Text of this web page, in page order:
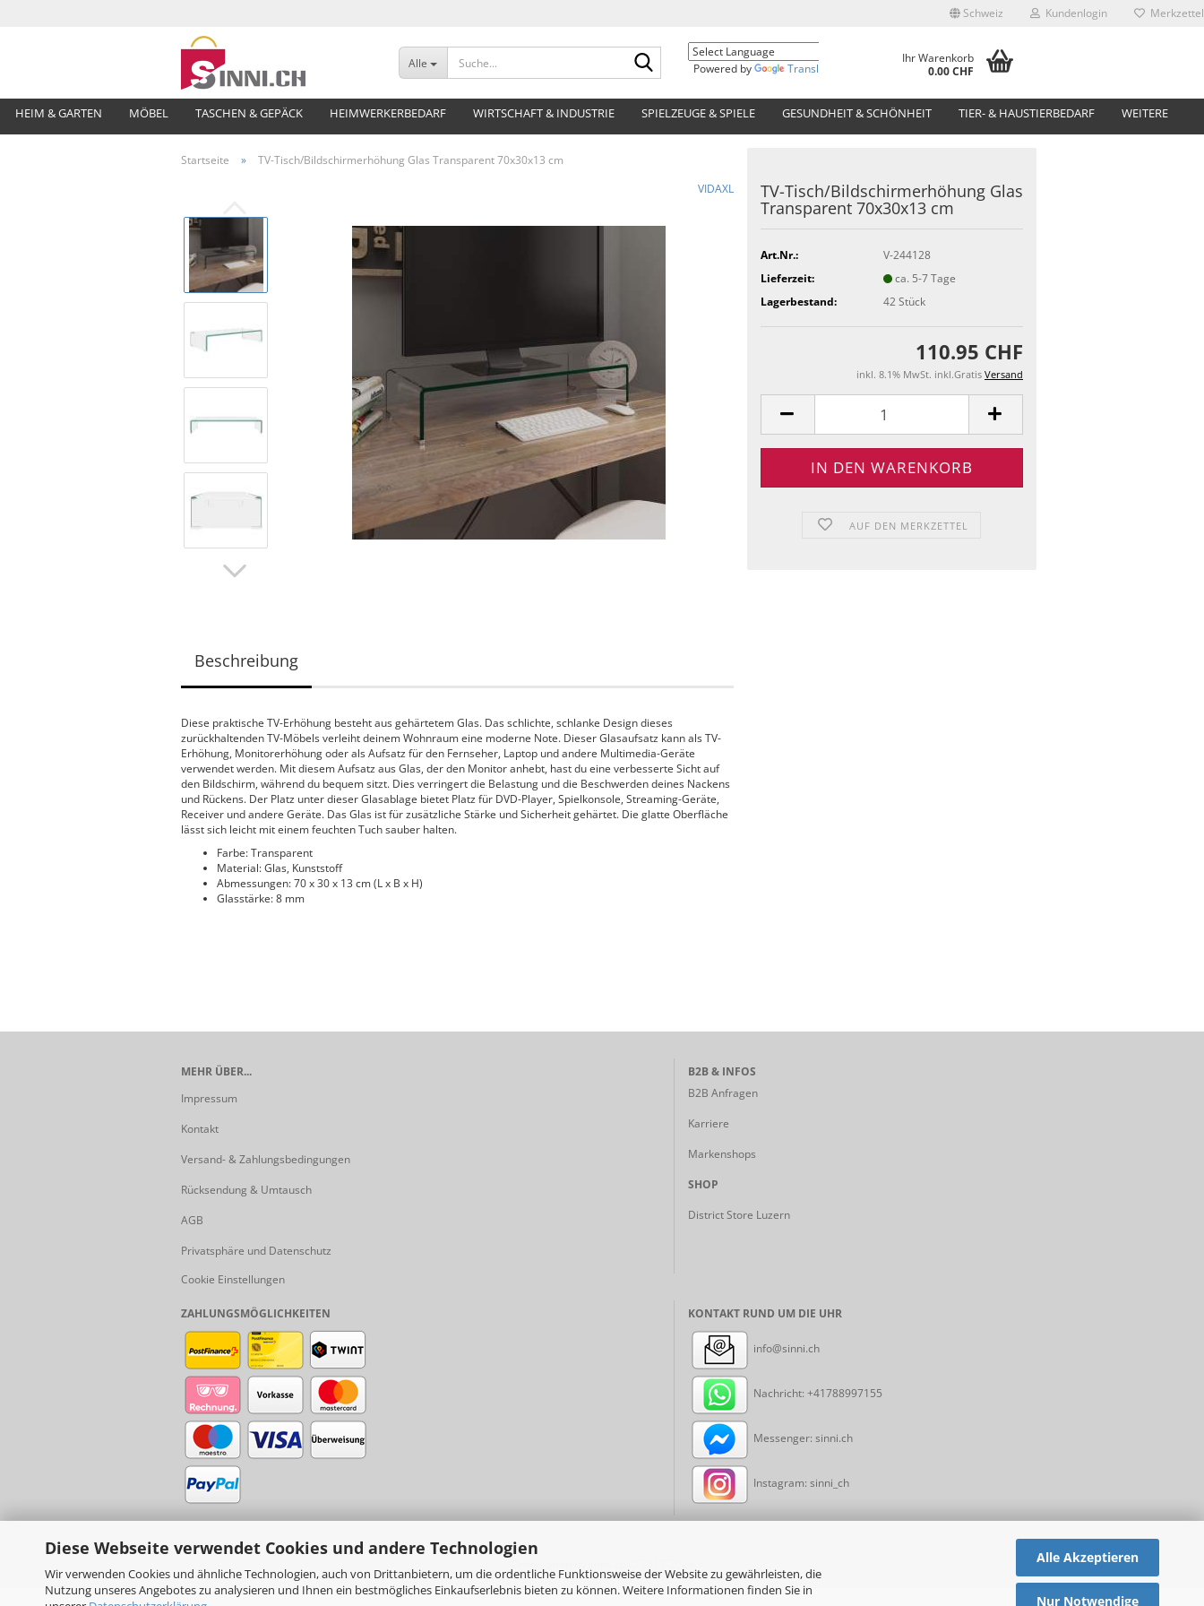
Diese Webseite verwendet Cookies und andere Technologien
Wir verwenden Cookies und ähnliche Technologien, auch von Drittanbietern, um die ordentliche Funktionsweise der Website zu gewährleisten, die
Nutzung unseres Angebotes zu analysieren und Ihnen ein bestmögliches Einkaufserlebnis bieten zu können. Weitere Informationen finden Sie in
Alle Akzeptieren
Nur Notwendige
Schweiz Kundenlogin Merkzettel
Alle
Suche...
Powered by
Translate
Ihr Warenkorb
0.00 CHF
HEIM & GARTEN MÖBEL TASCHEN & GEPÄCK HEIMWERKERBEDARF WIRTSCHAFT & INDUSTRIE SPIELZEUGE & SPIELE GESUNDHEIT & SCHÖNHEIT TIER- & HAUSTIERBEDARF WEITERE
Startseite »
TV-Tisch/Bildschirmerhöhung Glas Transparent 70x30x13 cm
VIDAXL
TV-Tisch/Bildschirmerhöhung Glas
Transparent 70x30x13 cm
Art.Nr.:
V-244128
Lieferzeit:
ca. 5-7 Tage
Lagerbestand:
42Stück
110.95 CHF
inkl. 8.1% MwSt. inkl.Gratis Versand
AUF DEN MERKZETTEL
Beschreibung
Diese praktische TV-Erhöhung besteht aus gehärtetem Glas. Das schlichte, schlanke Design dieses
zurückhaltenden TV-Möbels verleiht deinem Wohnraum eine moderne Note. Dieser Glasaufsatz kann als TV-
Erhöhung, Monitorerhöhung oder als Aufsatz für den Fernseher, Laptop und andere Multimedia-Geräte
verwendet werden. Mit diesem Aufsatz aus Glas, der den Monitor anhebt, hast du eine verbesserte Sicht auf
den Bildschirm, während du bequem sitzt. Dies verringert die Belastung und die Beschwerden deines Nackens
und Rückens. Der Platz unter dieser Glasablage bietet Platz für DVD-Player, Spielkonsole, Streaming-Geräte,
Receiver und andere Geräte. Das Glas ist für zusätzliche Stärke und Sicherheit gehärtet. Die glatte Oberfläche
lässt sich leicht mit einem feuchten Tuch sauber halten.
Farbe: Transparent
Material: Glas, Kunststoff
Abmessungen: 70 x 30 x 13 cm (L x B x H)
Glasstärke: 8 mm
MEHR ÜBER...
Impressum
Kontakt
Versand- & Zahlungsbedingungen
Rücksendung & Umtausch
AGB
Privatsphäre und Datenschutz
Cookie Einstellungen
B2B & INFOS
B2B Anfragen
Karriere
Markenshops
SHOP
District Store Luzern
ZAHLUNGSMÖGLICHKEITEN KONTAKT RUND UM DIE UHR
info@sinni.ch
Nachricht: +41788997155
Messenger: sinni.ch
Instagram: sinni_ch